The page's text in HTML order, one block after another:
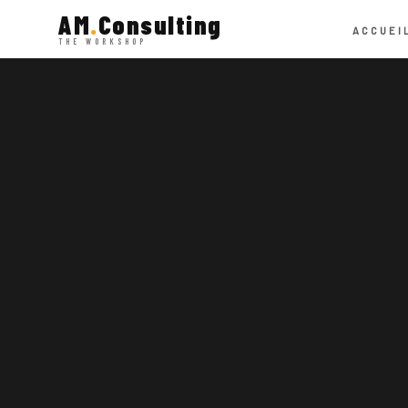
AM.Consulting
THE WORKSHOP
ACCUEIL